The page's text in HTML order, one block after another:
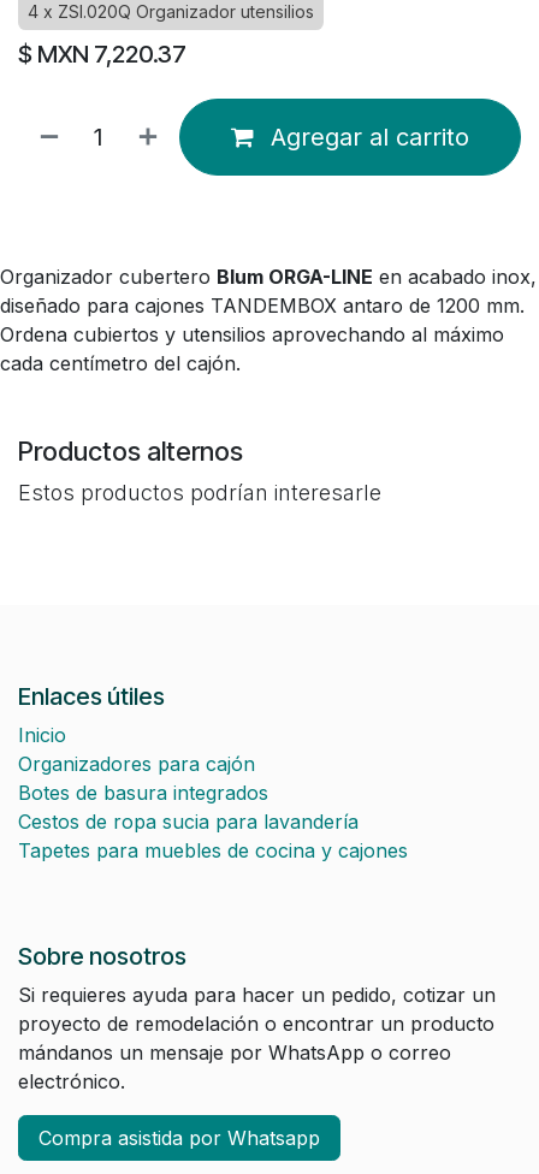
4 x ZSI.020Q Organizador utensilios
$ MXN 7,220.37
Agregar al carrito
Organizador cubertero Blum ORGA-LINE en acabado inox,
diseñado para cajones TANDEMBOX antaro de 1200 mm.
Ordena cubiertos y utensilios aprovechando al máximo
cada centímetro del cajón.
Productos alternos
Estos productos podrían interesarle
Enlaces útiles
Inicio
Organizadores para cajón
Botes de basura integrados
Cestos de ropa sucia para lavandería
Tapetes para muebles de cocina y cajones
Sobre nosotros
Si requieres ayuda para hacer un pedido, cotizar un
proyecto de remodelación o encontrar un producto
mándanos un mensaje por WhatsApp o correo
electrónico.
Compra asistida por Whatsapp